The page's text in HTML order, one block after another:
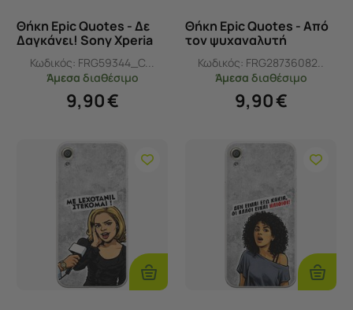
Θήκη Epic Quotes - Δε
Δαγκάνει! Sony Xperia
XA Flexible TPU
(Διάφανη Σιλικόνη)
Κωδικός: FRG59344_C...
Άμεσα διαθέσιμο
9,90€
Θήκη Epic Quotes - Από
τον ψυχαναλυτή
έρχομαι Sony Xperia XA
Flexible TPU (Διάφανη
Σιλικόνη)
Κωδικός: FRG28736082..
Άμεσα διαθέσιμο
9,90€
Προσθήκη
Στο
Καλάθι
Στο
Καλάθι